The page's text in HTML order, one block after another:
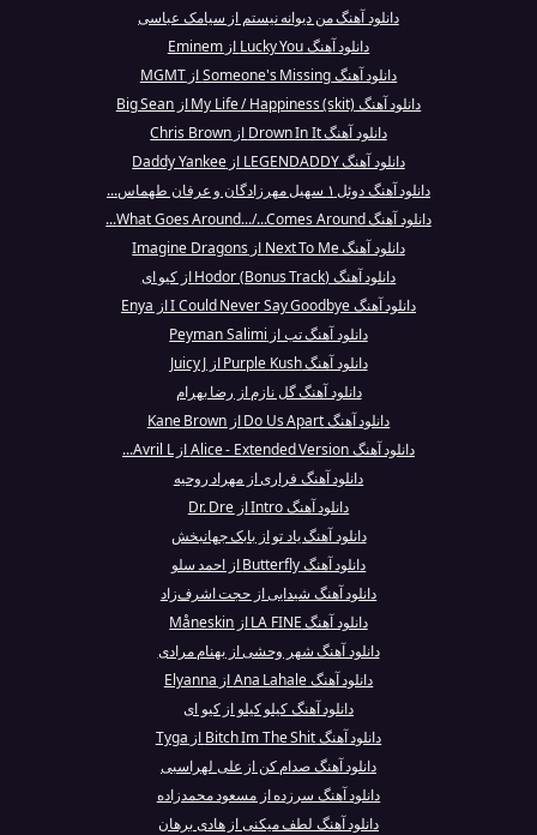
دانلود آهنگ من دیوانه نیستم از سیامک عباسی
دانلود آهنگ Lucky You از Eminem
دانلود آهنگ Someone's Missing از MGMT
دانلود آهنگ My Life / Happiness (skit) از Big Sean
دانلود آهنگ Drown In It از Chris Brown
دانلود آهنگ LEGENDADDY از Daddy Yankee
دانلود آهنگ دوئل ۱ سهیل مهرزادگان و عرفان طهماس...
دانلود آهنگ What Goes Around.../...Comes Around...
دانلود آهنگ Next To Me از Imagine Dragons
دانلود آهنگ (Hodor (Bonus Track از کیو ای
دانلود آهنگ I Could Never Say Goodbye از Enya
دانلود آهنگ تب از Peyman Salimi
دانلود آهنگ Purple Kush از Juicy J
دانلود آهنگ گل نازم از رضا بهرام
دانلود آهنگ Do Us Apart از Kane Brown
دانلود آهنگ Alice - Extended Version از Avril L...
دانلود آهنگ فراری از مهراد روحیه
دانلود آهنگ Intro از Dr. Dre
دانلود آهنگ یاد تو از بابک جهانبخش
دانلود آهنگ Butterfly از احمد سلو
دانلود آهنگ شیدایی از حجت اشرف‌زاد
دانلود آهنگ LA FINE از Måneskin
دانلود آهنگ شهر وحشی از بهنام مرادی
دانلود آهنگ Ana Lahale از Elyanna
دانلود آهنگ کیلو کیلو از کیو ای
دانلود آهنگ Bitch Im The Shit از Tyga
دانلود آهنگ صدام کن از علی لهراسبی
دانلود آهنگ سرزده از مسعود محمدزاده
دانلود آهنگ لطف میکنی از هادی برهان